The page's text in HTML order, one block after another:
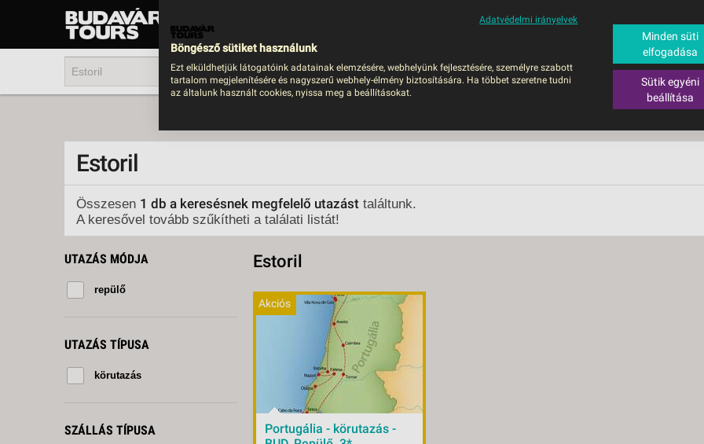
UTAZÁS
2026
BUSZOS UTAZÁSOK
CSALÁDI ÜDÜLÉS
UTAZÁSOK DEBRECENI
INDULÁSSAL
EGZOTIKUS UTAK
VÁROSLÁTOGATÁS
KÖZVETLEN
TENGERPARTI
SZÁLLÁSOK
SZÁLLODÁK
CSÚSZDÁVAL
BUSZOS UTAZÁSOK RÖVID NYARALÁSOK SÚGÓ
UTAZÁS
Estoril
Összesen 1 db a keresésnek megfelelő utazást találtunk.
A keresővel tovább szűkítheti a találati listát!
UTAZÁS MÓDJA
repülő
UTAZÁS TÍPUSA
körutazás
SZÁLLÁS TÍPUSA
Estoril
Akciós
Portugália - körutazás -
Adatvédelmi irányelvek
Böngésző sütiket használunk
Ezt elküldhetjük látogatóink adatainak elemzésére, webhelyünk fejlesztésére, személyre szabott
tartalom megjelenítésére és nagyszerű webhely-élmény biztosítására. Ha többet szeretne tudni
az általunk használt cookies, nyissa meg a beállításokat.
Minden süti
elfogadása
Sütik egyéni
beállítása